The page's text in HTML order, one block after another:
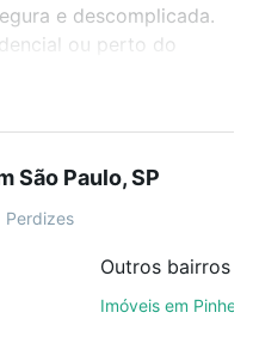
e descomplicada.
ou perto do
em rua raul devesa
conquistar seu
e você
corretores e
São Paulo, SP
Perdizes
Outros bairros
Imóveis em